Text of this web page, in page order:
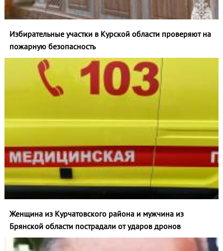
Избирательные участки в Курской области проверяют на
пожарную безопасность
Женщина из Курчатовского района и мужчина из
Брянской области пострадали от ударов дронов